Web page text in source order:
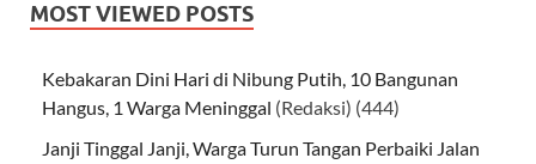
MOST VIEWED POSTS
Kebakaran Dini Hari di Nibung Putih, 10 Bangunan
Hangus, 1 Warga Meninggal (Redaksi) (444)
Janji Tinggal Janji, Warga Turun Tangan Perbaiki Jalan